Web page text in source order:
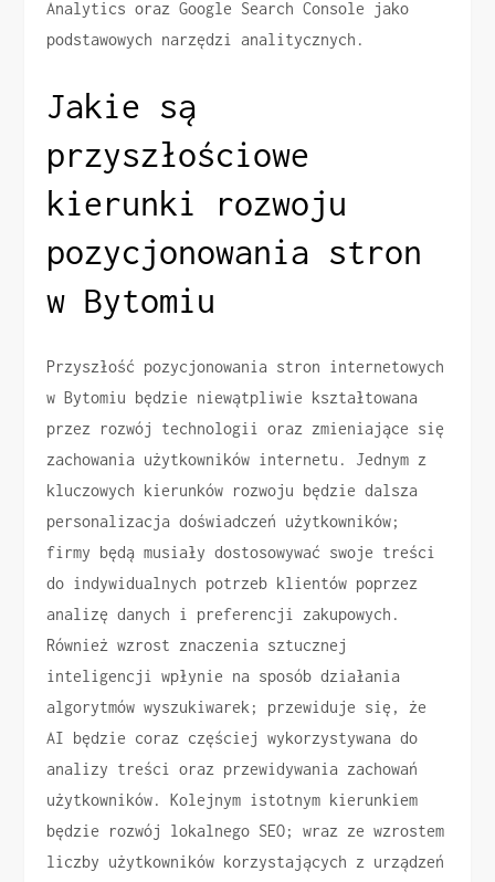
Analytics oraz Google Search Console jako
podstawowych narzędzi analitycznych.
Jakie są
przyszłościowe
kierunki rozwoju
pozycjonowania stron
w Bytomiu
Przyszłość pozycjonowania stron internetowych
w Bytomiu będzie niewątpliwie kształtowana
przez rozwój technologii oraz zmieniające się
zachowania użytkowników internetu. Jednym z
kluczowych kierunków rozwoju będzie dalsza
personalizacja doświadczeń użytkowników;
firmy będą musiały dostosowywać swoje treści
do indywidualnych potrzeb klientów poprzez
analizę danych i preferencji zakupowych.
Również wzrost znaczenia sztucznej
inteligencji wpłynie na sposób działania
algorytmów wyszukiwarek; przewiduje się, że
AI będzie coraz częściej wykorzystywana do
analizy treści oraz przewidywania zachowań
użytkowników. Kolejnym istotnym kierunkiem
będzie rozwój lokalnego SEO; wraz ze wzrostem
liczby użytkowników korzystających z urządzeń